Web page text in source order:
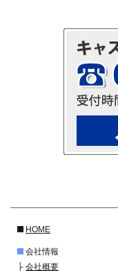
HOME
会社情報
├ 会社概要